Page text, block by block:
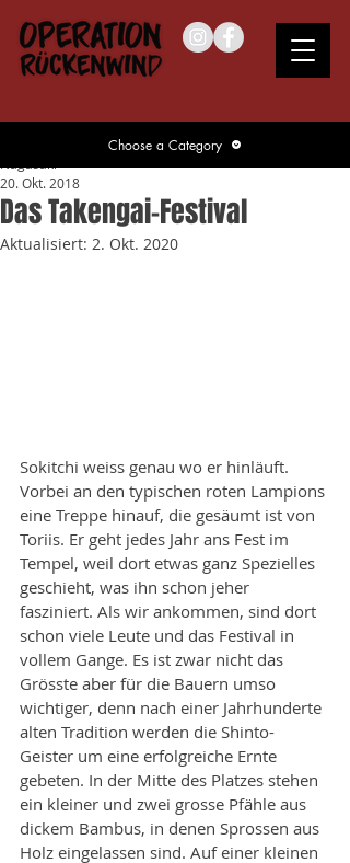
Das Takengai-Festival
20. Okt. 2018
Aktualisiert: 2. Okt. 2020
Sokitchi weiss genau wo er hinläuft.
Vorbei an den typischen roten Lampions
eine Treppe hinauf, die gesäumt ist von
Toriis. Er geht jedes Jahr ans Fest im
Tempel, weil dort etwas ganz Spezielles
geschieht, was ihn schon jeher
fasziniert. Als wir ankommen, sind dort
schon viele Leute und das Festival in
vollem Gange. Es ist zwar nicht das
Grösste aber für die Bauern umso
wichtiger, denn nach einer Jahrhunderte
alten Tradition werden die Shinto-
Geister um eine erfolgreiche Ernte
gebeten. In der Mitte des Platzes stehen
ein kleiner und zwei grosse Pfähle aus
dickem Bambus, in denen Sprossen aus
Holz eingelassen sind. Auf einer kleinen
Choose a Category